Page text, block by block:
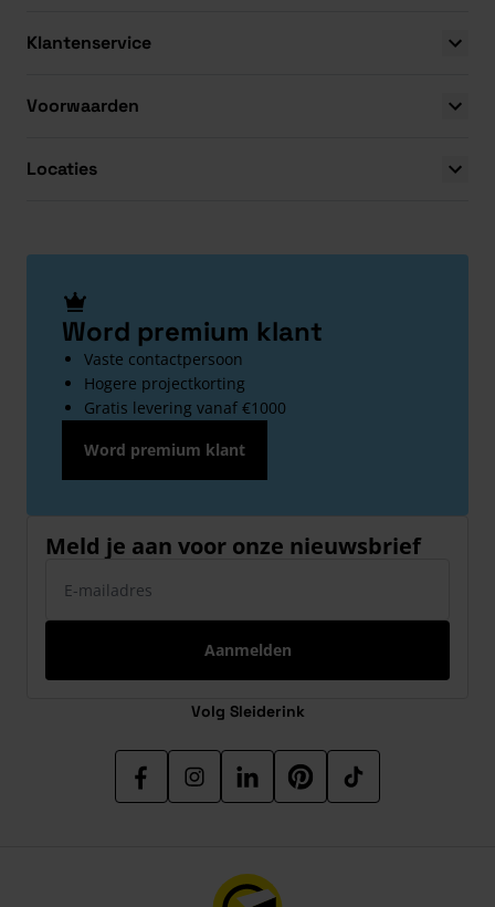
Klantenservice
Voorwaarden
Locaties
Word premium klant
Vaste contactpersoon
Hogere projectkorting
Gratis levering vanaf €1000
Word premium klant
Meld je aan voor onze nieuwsbrief
Aanmelden
Volg Sleiderink